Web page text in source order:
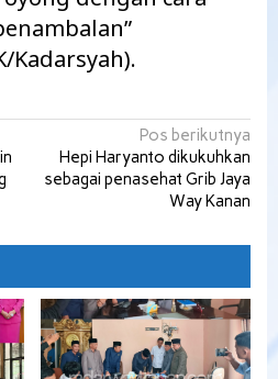
Kadarsyah).
Pos berikutnya
Hepi Haryanto dikukuhkan
sebagai penasehat Grib Jaya
Way Kanan